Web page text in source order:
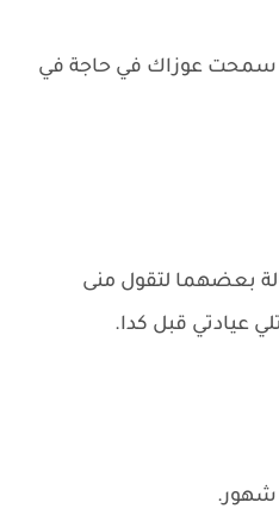
سمحت عوزاك في حاجة في
بعضهما لتقول منى
عيادتي قبل كدا.
شهور.